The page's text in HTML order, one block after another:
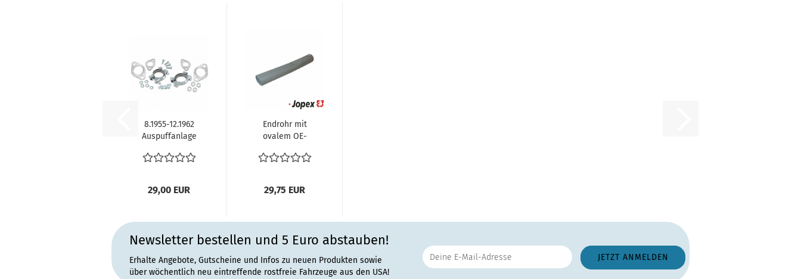
8.1955-12.1962
Auspuffanlage
Käfer Typ1...
29,00 EUR
Endrohr mit
ovalem OE-
grau VW Käfer
29,75 EUR
Newsletter bestellen und 5 Euro abstauben!
Erhalte Angebote, Gutscheine und Infos zu neuen Produkten sowie
über wöchentlich neu eintreffende rostfreie Fahrzeuge aus den USA!